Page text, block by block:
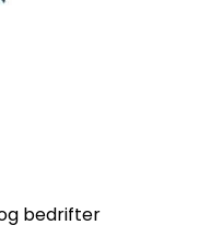
bedrifter